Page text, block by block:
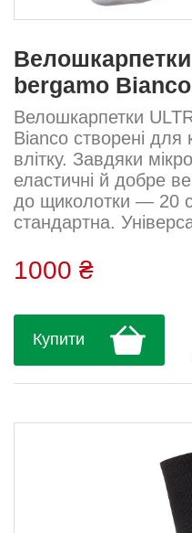
bergamo Bianco
Велошкарпетки
Bianco створені для
влітку. Завдяки
еластичні й добре
до щиколотки — 20
стандартна.
життя.Посадка:
мікрофібра, 20%
30°C)
спеціальний засіб
Не використовувати
1000 ₴
Купити